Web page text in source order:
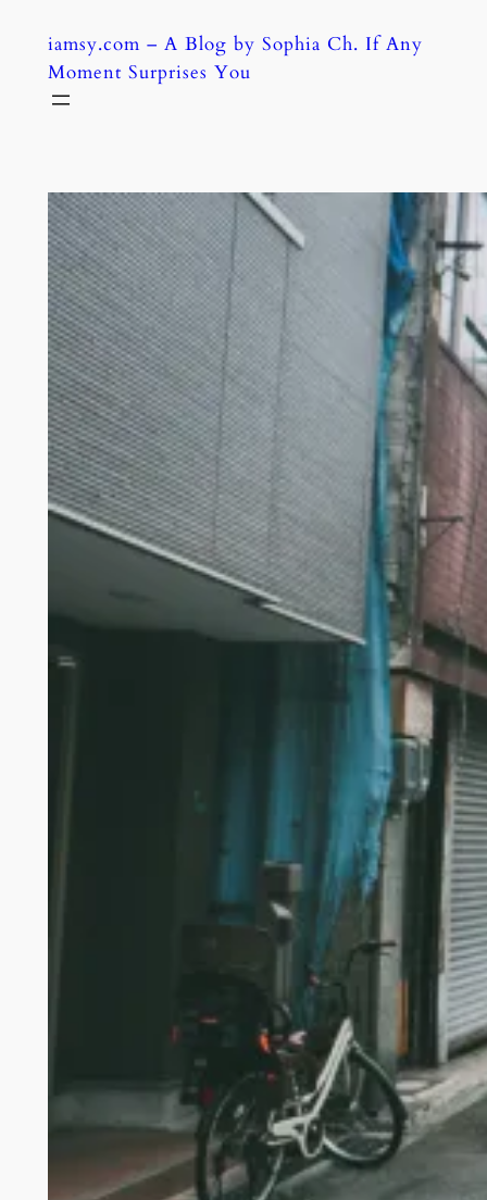
content
iamsy.com – A Blog by Sophia Ch. If Any
Moment Surprises You